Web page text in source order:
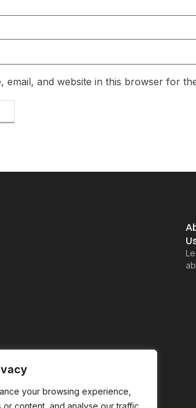
your browsing experience,
content, and analyse our traffic.
email, and website in this browser for